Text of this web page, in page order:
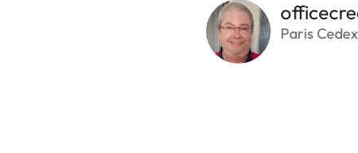
Paris